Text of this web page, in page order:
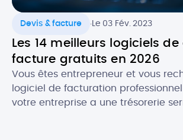
Devis & facture .Le 03 Fév. 2023
Les 14 meilleurs logiciels de
facture gratuits en 2026
Vous êtes entrepreneur et vous
logiciel de facturation
votre entreprise a une trésorerie